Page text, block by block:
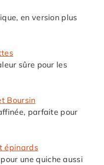
en version plus
sûre pour les
Boursin
parfaite pour
épinards
une quiche aussi